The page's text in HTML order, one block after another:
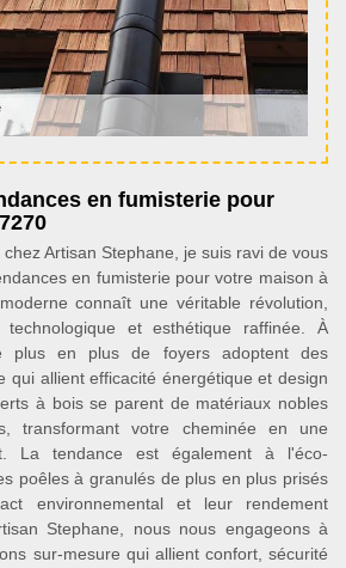
en fumisterie pour
Artisan Stephane, je suis ravi de vous
en fumisterie pour votre maison à
connaît une véritable révolution,
technologique et esthétique raffinée. À
plus en plus de foyers adoptent des
qui allient efficacité énergétique et design
à bois se parent de matériaux nobles
transformant votre cheminée en une
La tendance est également à l'éco-
poêles à granulés de plus en plus prisés
environnemental et leur rendement
Stephane, nous nous engageons à
sur-mesure qui allient confort, sécurité